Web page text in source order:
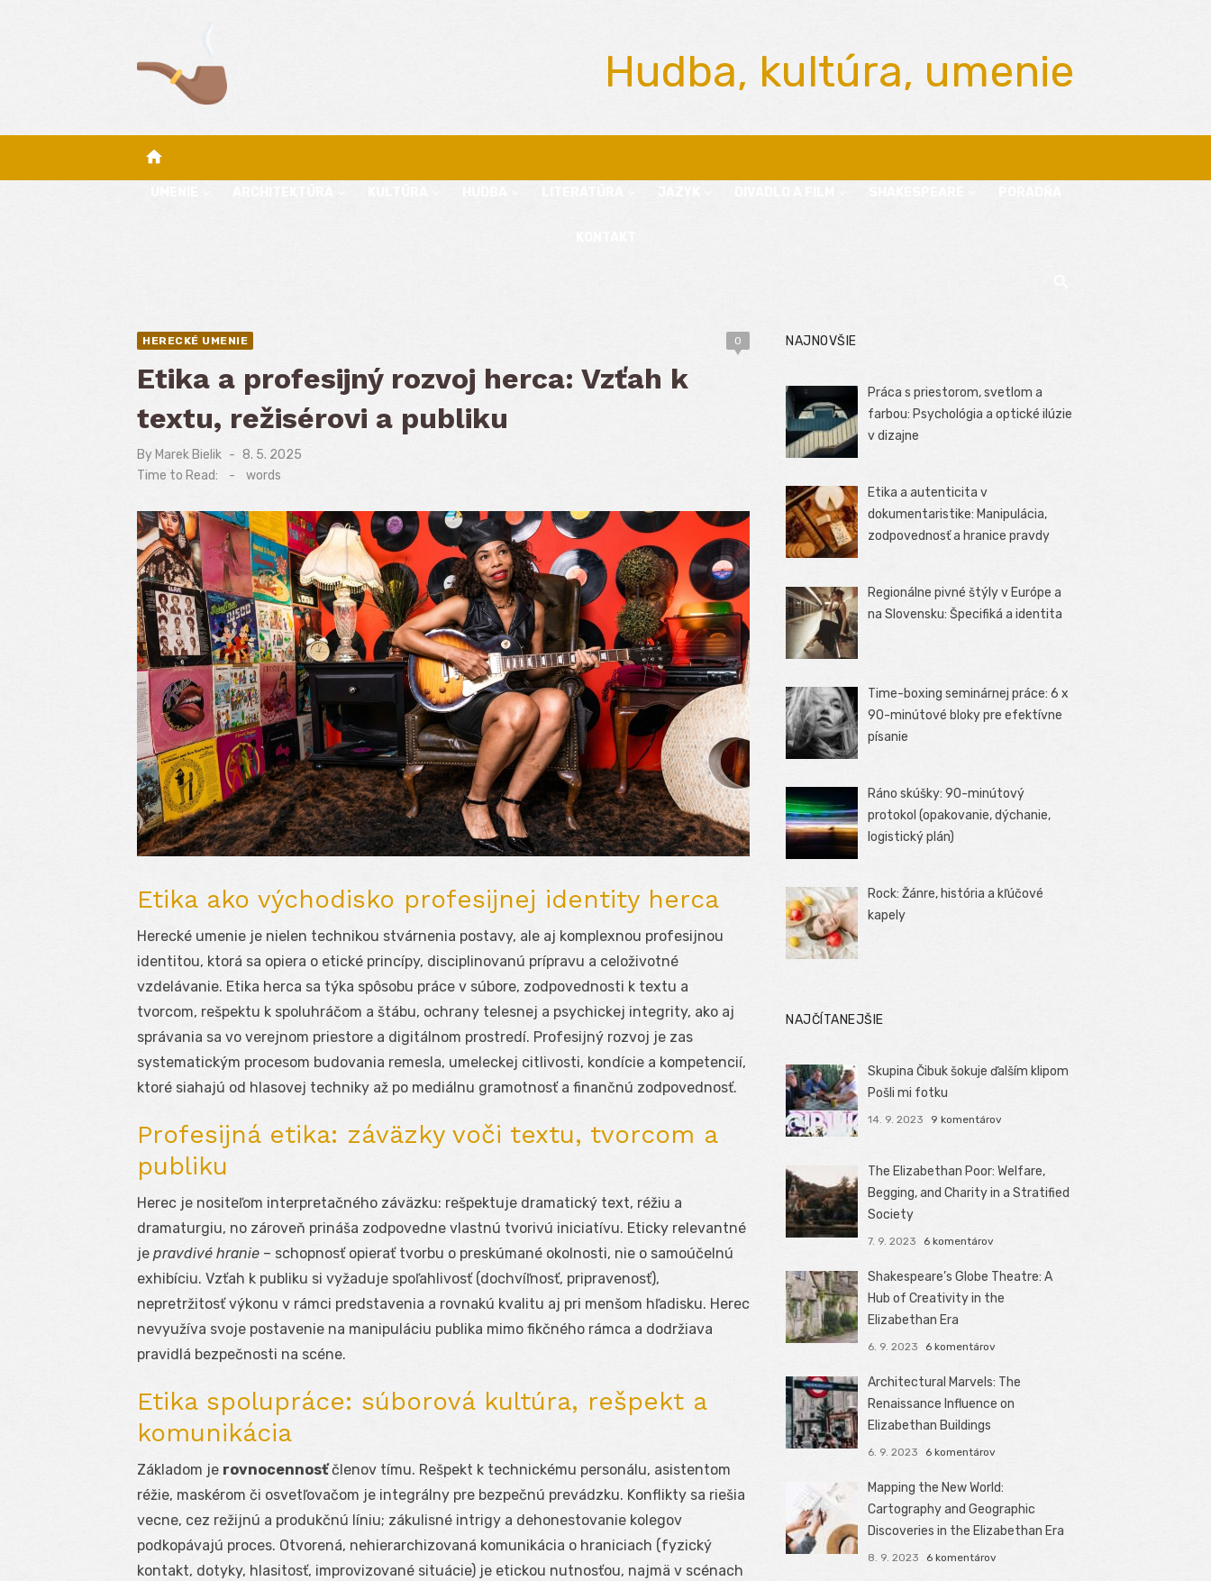
Hudba, kultúra, umenie
home
HERECKÉ UMENIE 0
Etika a profesijný rozvoj herca: Vzťah k
textu, režisérovi a publiku
By Marek Bielik
Posted
on
8. 5. 2025
Time to Read:
- words
Etika ako východisko profesijnej identity herca
Herecké umenie je nielen technikou stvárnenia postavy, ale aj komplexnou profesijnou
identitou, ktorá sa opiera o etické princípy, disciplinovanú prípravu a celoživotné
vzdelávanie. Etika herca sa týka spôsobu práce v súbore, zodpovednosti k textu a
tvorcom, rešpektu k spoluhráčom a štábu, ochrany telesnej a psychickej integrity, ako aj
správania sa vo verejnom priestore a digitálnom prostredí. Profesijný rozvoj je zas
systematickým procesom budovania remesla, umeleckej citlivosti, kondície a kompetencií,
ktoré siahajú od hlasovej techniky až po mediálnu gramotnosť a finančnú zodpovednosť.
Profesijná etika: záväzky voči textu, tvorcom a
publiku
Herec je nositeľom interpretačného záväzku: rešpektuje dramatický text, réžiu a
dramaturgiu, no zároveň prináša zodpovedne vlastnú tvorivú iniciatívu. Eticky relevantné
je pravdivé hranie – schopnosť opierať tvorbu o preskúmané okolnosti, nie o samoúčelnú
exhibíciu. Vzťah k publiku si vyžaduje spoľahlivosť (dochvíľnosť, pripravenosť),
nepretržitosť výkonu v rámci predstavenia a rovnakú kvalitu aj pri menšom hľadisku. Herec
nevyužíva svoje postavenie na manipuláciu publika mimo fikčného rámca a dodržiava
pravidlá bezpečnosti na scéne.
Etika spolupráce: súborová kultúra, rešpekt a
komunikácia
Základom je rovnocennosťčlenov tímu. Rešpekt k technickému personálu, asistentom
réžie, maskérom či osvetľovačom je integrálny pre bezpečnú prevádzku. Konflikty sa riešia
vecne, cez režijnú a produkčnú líniu; zákulisné intrigy a dehonestovanie kolegov
podkopávajú proces. Otvorená, nehierarchizovaná komunikácia o hraniciach (fyzický
kontakt, dotyky, hlasitosť, improvizované situácie) je etickou nutnosťou, najmä v scénach
NAJNOVŠIE
Práca s priestorom, svetlom a
farbou: Psychológia a optické ilúzie
v dizajne
Etika a autenticita v
dokumentaristike: Manipulácia,
zodpovednosť a hranice pravdy
Regionálne pivné štýly v Európe a
na Slovensku: Špecifiká a identita
Time-boxing seminárnej práce: 6 x
90-minútové bloky pre efektívne
písanie
Ráno skúšky: 90-minútový
protokol (opakovanie, dýchanie,
logistický plán)
Rock: Žánre, história a kľúčové
kapely
NAJČÍTANEJŠIE
Skupina Čibuk šokuje ďalším klipom
Pošli mi fotku
14. 9. 2023 9 komentárov
The Elizabethan Poor: Welfare,
Begging, and Charity in a Stratified
Society
7. 9. 2023 6 komentárov
Shakespeare’s Globe Theatre: A
Hub of Creativity in the
Elizabethan Era
6. 9. 2023 6 komentárov
Architectural Marvels: The
Renaissance Influence on
Elizabethan Buildings
6. 9. 2023 6 komentárov
Mapping the New World:
Cartography and Geographic
Discoveries in the Elizabethan Era
8. 9. 2023 6 komentárov